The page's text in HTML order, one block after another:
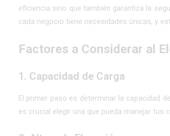
eficiencia sino que también garantiza la
cada negocio tiene necesidades únicas, y
Factores a Considerar al
1. Capacidad de Carga
El primer paso es determinar la capacidad
es crucial elegir una que pueda manejar